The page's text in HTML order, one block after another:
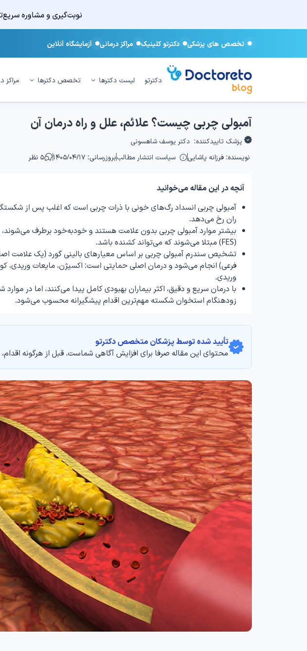
نوبت‌گیری و مشاوره
تخصص های پزشکی دکترتو کلینیک مراکز درمانی آزمایشگاه آنلاین
دکترتو لیست دکترها تخصص دکترها مراکز
آمبولی چربی چیست؟ علائم، علل و راه درمان آن
پزشک تاییدکننده: دکتر یوسف شاهسونی
نویسنده: فرزانه پاشایی سیاست انتشار مطالببروزرسانی: ۱۴۰۵/۰۴/۱۷ ۵ نظر
آنچه در این مقاله می‌خوانید
آمبولی چربی انسداد رگ‌های خونی با ذرات چربی است که اغلب پس از
ران رخ می‌دهد.
(FES) مبتلا می‌شوند که می‌تواند کشنده باشد.
تشخیص سندرم آمبولی چربی بر اساس معیارهای بالینی گورد (یک علامت
فرعی) انجام می‌شود و درمان اصلی حمایتی است: اکسیژن، مایعات وریدی،
وریدی.
زودهنگام استخوان شکسته مهم‌ترین اقدام پیشگیرانه محسوب می‌شود.
تأیید‌‌‌‌‌‌‌ شده توسط پزشکان متخصص دکترتو
محتوای این مقاله صرفا برای افزایش آگاهی شماست. قبل از هرگونه